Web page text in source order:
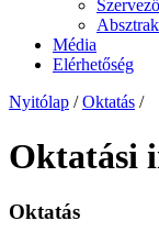
Média
Elérhetőség
Nyitólap / Oktatás /
Oktatási
Oktatás